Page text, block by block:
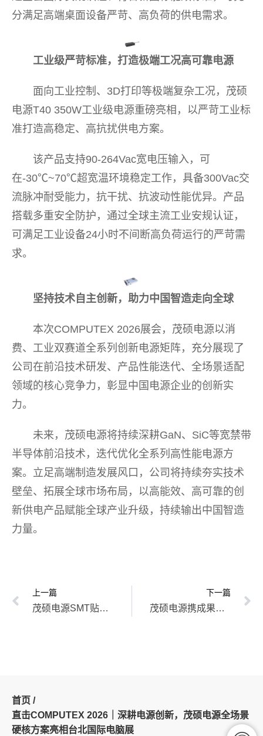
分满足高端桌面设备严苛、高负荷的供电需求。
工业级严苛标准，打造极端工况高可靠电源
面向工业控制、3D打印等极端复杂工况，茂硕
电源T40 350W工业级电源重磅亮相，以严苛工业标
准打造高稳定、高抗扰供电方案。
该产品支持90-264Vac宽电压输入，可
在-30℃~70℃超宽温环境稳定工作，具备300Vac交
流脉冲耐受能力，抗干扰、抗波动性能优异。产品
搭载多重安全防护，通过全球主流工业安规认证，
可满足工业设备24小时不间断高负荷运行的严苛需
求。
坚持技术自主创新，助力中国智造走向全球
本次COMPUTEX 2026展会，茂硕电源以消
费、工业双赛道全系列创新电源矩阵，充分展现了
公司在前沿技术研发、产品性能迭代、全场景适配
领域的核心竞争力，彰显中国电源企业的创新实
力。
未来，茂硕电源将持续深耕GaN、SiC等宽禁带
半导体前沿技术，迭代优化全系列高性能电源方
案。立足高端制造发展风口，公司将持续夯实技术
壁垒、拓展全球市场布局，以高能效、高可靠的创
新供电产品赋能全球产业升级，持续输出中国智造
力量。
上一篇
茂硕电源SMT贴片机招标公告
下一篇
茂硕电源携成果参加光亚展：全系LED智能驱动亮相3.2馆C02，创新新品实力吸睛
首页 /
直击COMPUTEX 2026｜深耕电源创新，茂硕电源全场景
硬核方案亮相台北国际电脑展